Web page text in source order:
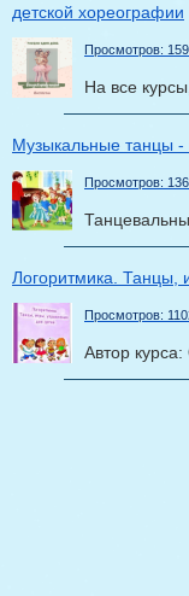
детской хореографии
Просмотров:
На все
Музыкальные танцы -
Просмотров:
Логоритмика. Танцы,
Просмотров:
Автор